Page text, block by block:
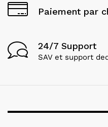
Paiement par
24/7 Support
SAV et support